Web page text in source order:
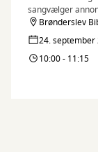
sangvælger
Brønderslev
24. september
10:00 - 11:15